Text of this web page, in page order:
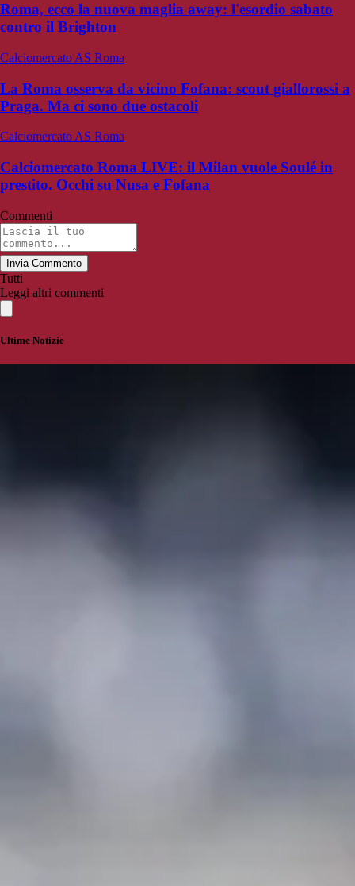
Roma, ecco la nuova maglia away: l'esordio sabato
contro il Brighton
Calciomercato AS Roma
La Roma osserva da vicino Fofana: scout giallorossi a
Praga. Ma ci sono due ostacoli
Calciomercato AS Roma
Calciomercato Roma LIVE: il Milan vuole Soulé in
prestito. Occhi su Nusa e Fofana
Commenti
Invia Commento
Tutti
Leggi altri commenti
Ultime Notizie